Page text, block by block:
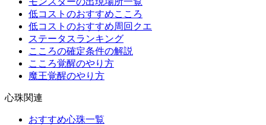
低コストのおすすめこころ
低コストのおすすめ周回クエ
ステータスランキング
こころの確定条件の解説
こころ覚醒のやり方
魔王覚醒のやり方
心珠関連
おすすめ心珠一覧